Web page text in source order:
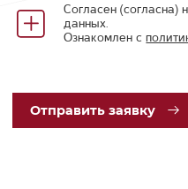
Согласен (согласна)
данных.
Ознакомлен с
Отправить заявку